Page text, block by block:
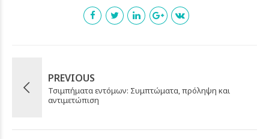
PREVIOUS
Τσιμπήματα εντόμων: Συμπτώματα, πρόληψη και
αντιμετώπιση